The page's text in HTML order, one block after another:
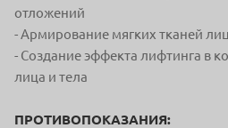
отложений
- Армирование мягких тканей
- Создание эффекта лифтинга в
лица и тела
ПРОТИВОПОКАЗАНИЯ: